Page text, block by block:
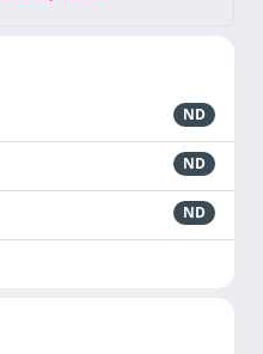
ND
ND
ND